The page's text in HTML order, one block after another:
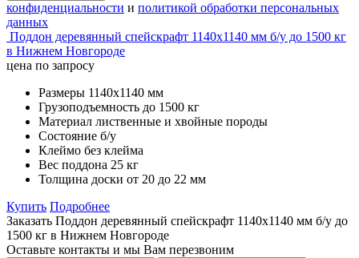
конфиденциальности и политикой обработки персональных
данных
Поддон деревянный спейскрафт 1140х1140 мм б/у до 1500 кг
в Нижнем Новгороде
цена по запросу
Размеры 1140х1140 мм
Грузоподъемность до 1500 кг
Материал лиственные и хвойные породы
Состояние б/у
Клеймо без клейма
Вес поддона 25 кг
Толщина доски от 20 до 22 мм
Купить Подробнее
Заказать Поддон деревянный спейскрафт 1140х1140 мм б/у до
1500 кг в Нижнем Новгороде
Оставьте контакты и мы Вам перезвоним